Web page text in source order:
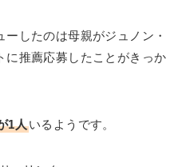
したのは母親がジュノン・
に推薦応募したことがきっか
1人いるようです。